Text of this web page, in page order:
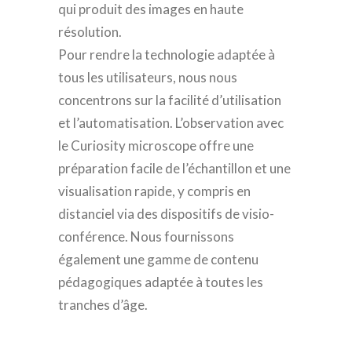
qui produit des images en haute
résolution.
Pour rendre la technologie adaptée à
tous les utilisateurs, nous nous
concentrons sur la facilité d’utilisation
et l’automatisation. L’observation avec
le Curiosity microscope offre une
préparation facile de l’échantillon et une
visualisation rapide, y compris en
distanciel via des dispositifs de visio-
conférence. Nous fournissons
également une gamme de contenu
pédagogiques adaptée à toutes les
tranches d’âge.